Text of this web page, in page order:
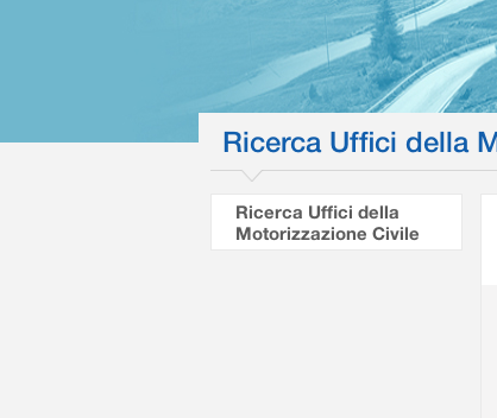
Ricerca Uffici della
Ricerca Uffici della
Motorizzazione Civile